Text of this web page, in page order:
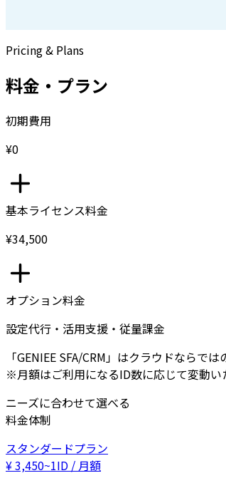
Pricing & Plans
料金・プラン
初期費用
¥0
基本ライセンス料金
¥34,500
オプション料金
設定代行・活用支援・従量課金
「GENIEE SFA/CRM」はクラウドならでは
※月額はご利用になるID数に応じて変動い
ニーズに合わせて選べる
料金体制
スタンダードプラン
¥3,450~1ID / 月額